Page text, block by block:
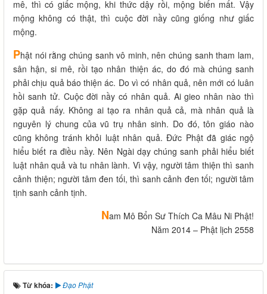
mê, thì có giấc mộng, khi thức dậy rồi, mộng biến mất. Vậy
mộng không có thật, thì cuộc đời nầy cũng giống như giấc
mộng.
Phật nói rằng chúng sanh vô minh, nên chúng sanh tham lam,
sân hận, si mê, rồi tạo nhân thiện ác, do đó mà chúng sanh
phải chịu quả báo thiện ác. Do vì có nhân quả, nên mới có luân
hồi sanh tử. Cuộc đời nầy có nhân quả. Ai gieo nhân nào thì
gặp quả nấy. Không ai tạo ra nhân quả cả, mà nhân quả là
nguyên lý chung của vũ trụ nhân sinh. Do đó, tôn giáo nào
cũng không tránh khỏi luật nhân quả. Đức Phật đã giác ngộ
hiểu biết ra điều nầy. Nên Ngài dạy chúng sanh phải hiểu biết
luật nhân quả và tu nhân lành. Vì vậy, người tâm thiện thì sanh
cảnh thiện; người tâm đen tối, thì sanh cảnh đen tối; người tâm
tịnh sanh cảnh tịnh.
Nam Mô Bổn Sư Thích Ca Mâu Ni Phật!
Năm 2014 – Phật lịch 2558
Từ khóa: Đạo Phật